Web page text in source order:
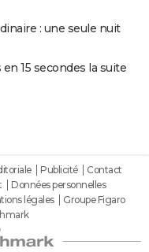
: une seule nuit
15 secondes la suite
Publicité
Contact
Données personnelles
légales
Groupe Figaro